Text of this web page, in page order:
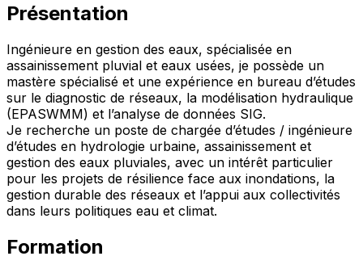
Présentation
Ingénieure en gestion des eaux, spécialisée en
assainissement pluvial et eaux usées, je possède un
mastère spécialisé et une expérience en bureau d’études
sur le diagnostic de réseaux, la modélisation hydraulique
(EPASWMM) et l’analyse de données SIG.
Je recherche un poste de chargée d’études / ingénieure
d’études en hydrologie urbaine, assainissement et
gestion des eaux pluviales, avec un intérêt particulier
pour les projets de résilience face aux inondations, la
gestion durable des réseaux et l’appui aux collectivités
dans leurs politiques eau et climat.
Formation